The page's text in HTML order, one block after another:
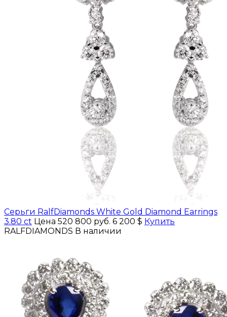
Серьги RalfDiamonds White Gold Diamond Earrings
3.80 ct Цена 520 800 руб. 6 200 $ Купить
RALFDIAMONDS В наличии